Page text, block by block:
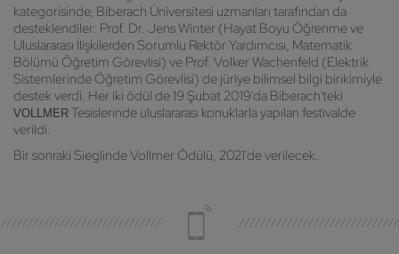
kategorisinde, Biberach Üniversitesi uzmanları tarafından da
desteklendiler: Prof. Dr. Jens Winter (Hayat Boyu Öğrenme ve
Uluslararası İlişkilerden Sorumlu Rektör Yardımcısı, Matematik
Bölümü Öğretim Görevlisi) ve Prof. Volker Wachenfeld (Elektrik
Sistemlerinde Öğretim Görevlisi) de jüriye bilimsel bilgi birikimiyle
destek verdi. Her iki ödül de 19 Şubat 2019'da Biberach'teki
VOLLMER Tesislerinde uluslararası konuklarla yapılan festivalde
verildi.
Bir sonraki Sieglinde Vollmer Ödülü, 2021'de verilecek.